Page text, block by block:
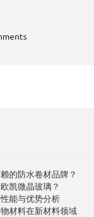
的防水卷材品牌？
凯微晶玻璃？
能与优势分析
材料在新材料领域